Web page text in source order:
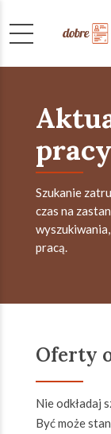
pracy
Szukanie
czas na
pracą.
Oferty
Nie odkładaj
Być może